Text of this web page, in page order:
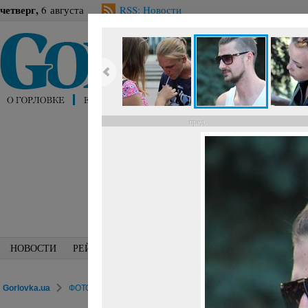
четверг, 6 августа RSS: Новости
НОВОСТИ РЕЙТИНГИ
Gorlovka.ua ФОТОРЕПОРТАЖИ
пред.